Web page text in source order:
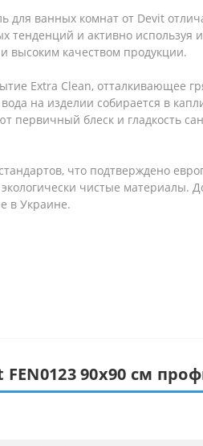
ванных комнат от Devit
и активно
высоким качеством продукции.
Extra Clean, отталкивающее
на изделии собирается в
первичный блеск и гладкость
что подтверждено
чистые
в Украине.
90х90 см